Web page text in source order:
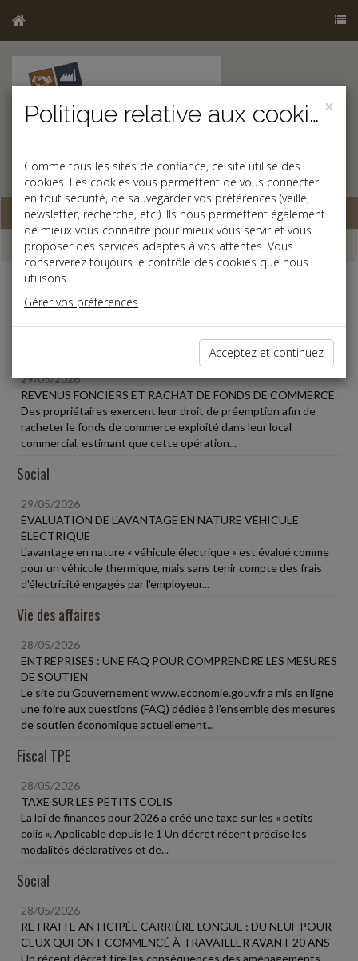
Base documentaire
Dépêches
Liste des dernières dépêches
29/05/2026
REVENUS FONCIERS ET RACHAT DE FONDS DE COMMERCE
Des propriétaires exercent leur droit de préemption afin de
racheter le fonds de commerce exploité dans leur local
commercial, estimant que cette opération...
Social
29/05/2026
ÉVALUATION DE L'AVANTAGE EN NATURE VÉHICULE
ÉLECTRIQUE
L'avantage en nature « véhicule électrique » est évalué comme
pour un véhicule thermique, mais sans tenir compte des frais
d'électricité engagés par l'employeur...
Vie des affaires
28/05/2026
ENTREPRISES : UNE FAQ POUR COMPRENDRE LES MESURES
DE SOUTIEN
Le site du Gouvernement www.economie.gouv.fr a mis en ligne
une foire aux questions (FAQ) dédiée à l'ensemble des mesures
de soutien économique actuellement...
Fiscal TPE
28/05/2026
TAXE SUR LES PETITS COLIS
La loi de finances pour 2026 a créé une taxe sur les « petits
colis ». Applicable depuis le 1 Un décret récent précise les
modalités déclaratives et de...
Social
28/05/2026
RETRAITE ANTICIPÉE CARRIÈRE LONGUE : DU NEUF POUR
CEUX QUI ONT COMMENCÉ À TRAVAILLER AVANT 20 ANS
Un récent décret tire les conséquences des aménagements
×
Politique relative aux cookies
Comme tous les sites de confiance, ce site utilise des
cookies. Les cookies vous permettent de vous connecter
en tout sécurité, de sauvegarder vos préférences (veille,
newsletter, recherche, etc.). Ils nous permettent également
de mieux vous connaitre pour mieux vous servir et vous
proposer des services adaptés à vos attentes. Vous
conserverez toujours le contrôle des cookies que nous
utilisons.
Gérer vos préférences
Acceptez et continuez